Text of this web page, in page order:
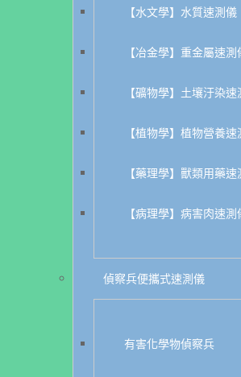
【水文學】水質速測儀
【冶金學】重金屬速測
【礦物學】土壤汙染速
【植物學】植物營養速
【藥理學】獸類用藥速
【病理學】病害肉速測
偵察兵便攜式速測儀
有害化學物偵察兵